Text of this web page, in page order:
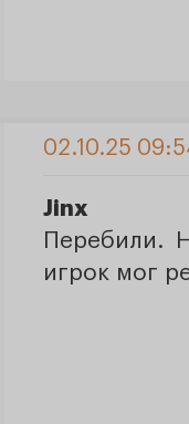
02.10.25
Jinx
Перебили.
игрок мог